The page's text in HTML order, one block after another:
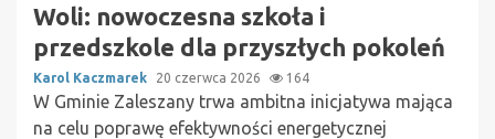
Woli: nowoczesna szkoła i
przedszkole dla przyszłych pokoleń
Karol Kaczmarek 20 czerwca 2026 164
W Gminie Zaleszany trwa ambitna inicjatywa mająca
na celu poprawę efektywności energetycznej